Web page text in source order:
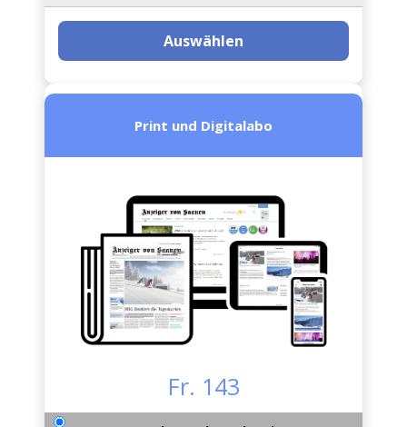
Auswählen
Print und Digitalabo
Fr. 143